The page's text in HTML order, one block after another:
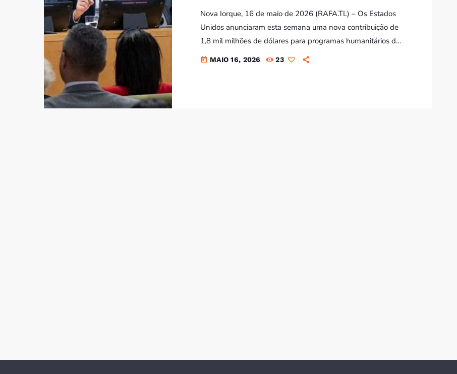
Nova Iorque, 16 de maio de 2026 (RAFA.TL) – Os Estados
Unidos anunciaram esta semana uma nova contribuição de
1,8 mil milhões de dólares para programas humanitários das
Nações Unidas, elevando o apoio total à ONU para 3,8 mil
today MAIO 16, 2026 23